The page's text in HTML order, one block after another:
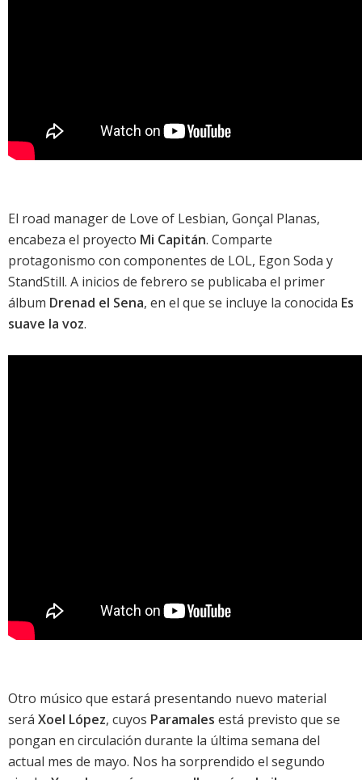
El road manager de Love of Lesbian, Gonçal Planas,
encabeza el proyecto Mi Capitán. Comparte
protagonismo con componentes de LOL, Egon Soda y
StandStill. A inicios de febrero se publicaba el primer
álbum Drenad el Sena, en el que se incluye la conocida Es
suave la voz.
Otro músico que estará presentando nuevo material
será Xoel López, cuyos Paramales está previsto que se
pongan en circulación durante la última semana del
actual mes de mayo. Nos ha sorprendido el segundo